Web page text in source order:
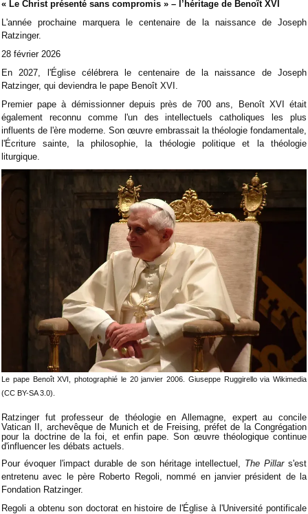
« Le Christ présenté sans compromis » – l’héritage de Benoît XVI
L'année prochaine marquera le centenaire de la naissance de Joseph
Ratzinger.
28 février 2026
En 2027, l'Église célébrera le centenaire de la naissance de Joseph
Ratzinger, qui deviendra le pape Benoît XVI.
Premier pape à démissionner depuis près de 700 ans, Benoît XVI était
également reconnu comme l'un des intellectuels catholiques les plus
influents de l'ère moderne. Son œuvre embrassait la théologie fondamentale,
l'Écriture sainte, la philosophie, la théologie politique et la théologie
liturgique.
Le pape Benoît XVI, photographié le 20 janvier 2006. Giuseppe Ruggirello via Wikimedia
(CC BY-SA 3.0).
Ratzinger fut professeur de théologie en Allemagne, expert au concile
Vatican II, archevêque de Munich et de Freising, préfet de la Congrégation
pour la doctrine de la foi, et enfin pape. Son œuvre théologique continue
d'influencer les débats actuels.
Pour évoquer l'impact durable de son héritage intellectuel, The Pillar s'est
entretenu avec le père Roberto Regoli, nommé en janvier président de la
Fondation Ratzinger.
Regoli a obtenu son doctorat en histoire de l'Église à l'Université pontificale